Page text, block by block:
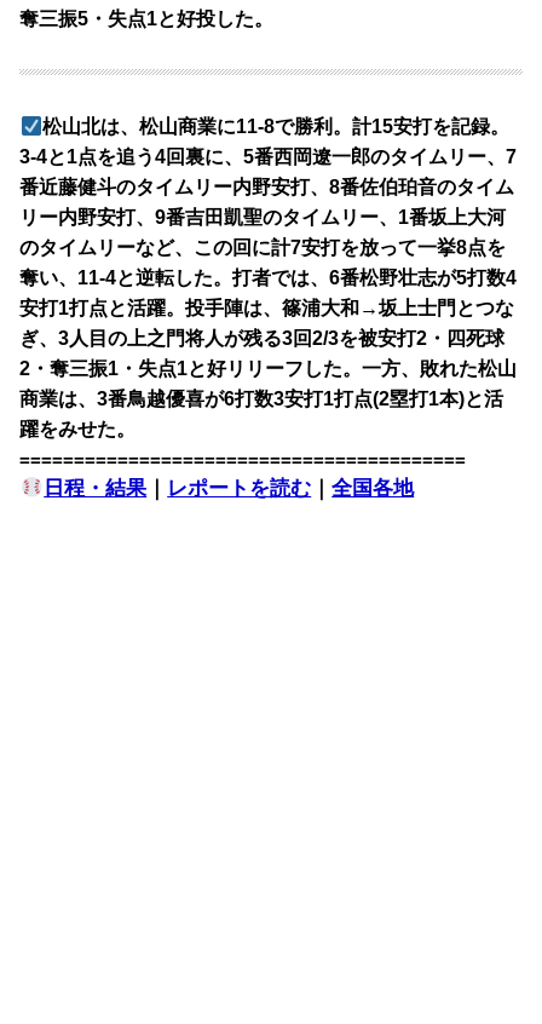
奪三振5・失点1と好投した。
松山北は、松山商業に11-8で勝利。計15安打を記録。
3-4と1点を追う4回裏に、5番西岡遼一郎のタイムリー、7
番近藤健斗のタイムリー内野安打、8番佐伯珀音のタイム
リー内野安打、9番吉田凱聖のタイムリー、1番坂上大河
のタイムリーなど、この回に計7安打を放って一挙8点を
奪い、11-4と逆転した。打者では、6番松野壮志が5打数4
安打1打点と活躍。投手陣は、篠浦大和→坂上士門とつな
ぎ、3人目の上之門将人が残る3回2/3を被安打2・四死球
2・奪三振1・失点1と好リリーフした。一方、敗れた松山
商業は、3番鳥越優喜が6打数3安打1打点(2塁打1本)と活
躍をみせた。
=========================================
日程・結果｜ レポートを読む ｜全国各地